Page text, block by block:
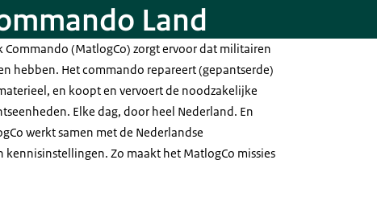
Land
Commando (MatlogCo) zorgt ervoor dat militairen
hebben. Het commando repareert (gepantserde)
en koopt en vervoert de noodzakelijke
Elke dag, door heel Nederland. En
werkt samen met de Nederlandse
kennisinstellingen. Zo maakt het MatlogCo missies